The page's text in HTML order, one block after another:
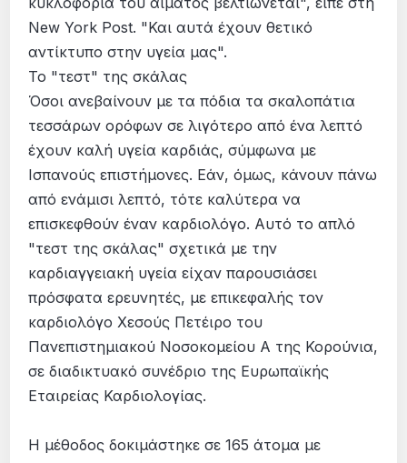
New York Post. "Και αυτά έχουν θετικό
αντίκτυπο στην υγεία μας".
Το "τεστ" της σκάλας
Όσοι ανεβαίνουν με τα πόδια τα σκαλοπάτια
τεσσάρων ορόφων σε λιγότερο από ένα λεπτό
έχουν καλή υγεία καρδιάς, σύμφωνα με
Ισπανούς επιστήμονες. Εάν, όμως, κάνουν πάνω
από ενάμισι λεπτό, τότε καλύτερα να
επισκεφθούν έναν καρδιολόγο. Αυτό το απλό
"τεστ της σκάλας" σχετικά με την
καρδιαγγειακή υγεία είχαν παρουσιάσει
πρόσφατα ερευνητές, με επικεφαλής τον
καρδιολόγο Χεσούς Πετέιρο του
Πανεπιστημιακού Νοσοκομείου Α της Κορούνια,
σε διαδικτυακό συνέδριο της Ευρωπαϊκής
Εταιρείας Καρδιολογίας.
Η μέθοδος δοκιμάστηκε σε 165 άτομα με